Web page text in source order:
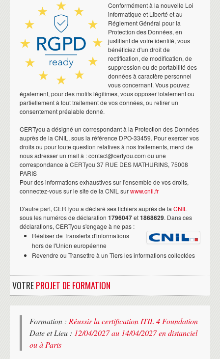
Conformément à la nouvelle Loi
informatique et Liberté et au
Réglement Général pour la
Protection des Données, en
justifiant de votre identité, vous
bénéficiez d'un droit de
rectification, de modification, de
suppression ou de portabilité des
données à caractère personnel
vous concernant. Vous pouvez
également, pour des motifs légitimes, vous opposer totalement ou
partiellement à tout traitement de vos données, ou retirer un
consentement préalable donné.
CERTyou a désigné un correspondant à la Protection des Données
auprès de la CNIL, sous la référence DPO-33459. Pour exercer vos
droits ou pour toute question relatives à nos traitements, merci de
nous adresser un mail à : contact@certyou.com ou une
correspondance à CERTyou 37 RUE DES MATHURINS, 75008
PARIS
Pour des informations exhaustives sur l'ensemble de vos droits,
connectez-vous sur le site de la CNIL surwww.cnil.fr
D'autre part, CERTyou a déclaré ses fichiers auprès de la CNIL
sous les numéros de déclaration 1796047et1868629. Dans ces
déclarations, CERTyou s'engage à ne pas :
Réaliser de Transferts d'informations
hors de l'Union européenne
Revendre ou Transettre à un Tiers les informations collectées
VOTREPROJET DE FORMATION
Formation : Réussir la certification ITIL 4 Foundation
Date et Lieu : 12/04/2027 au 14/04/2027 en distanciel
ou à Paris